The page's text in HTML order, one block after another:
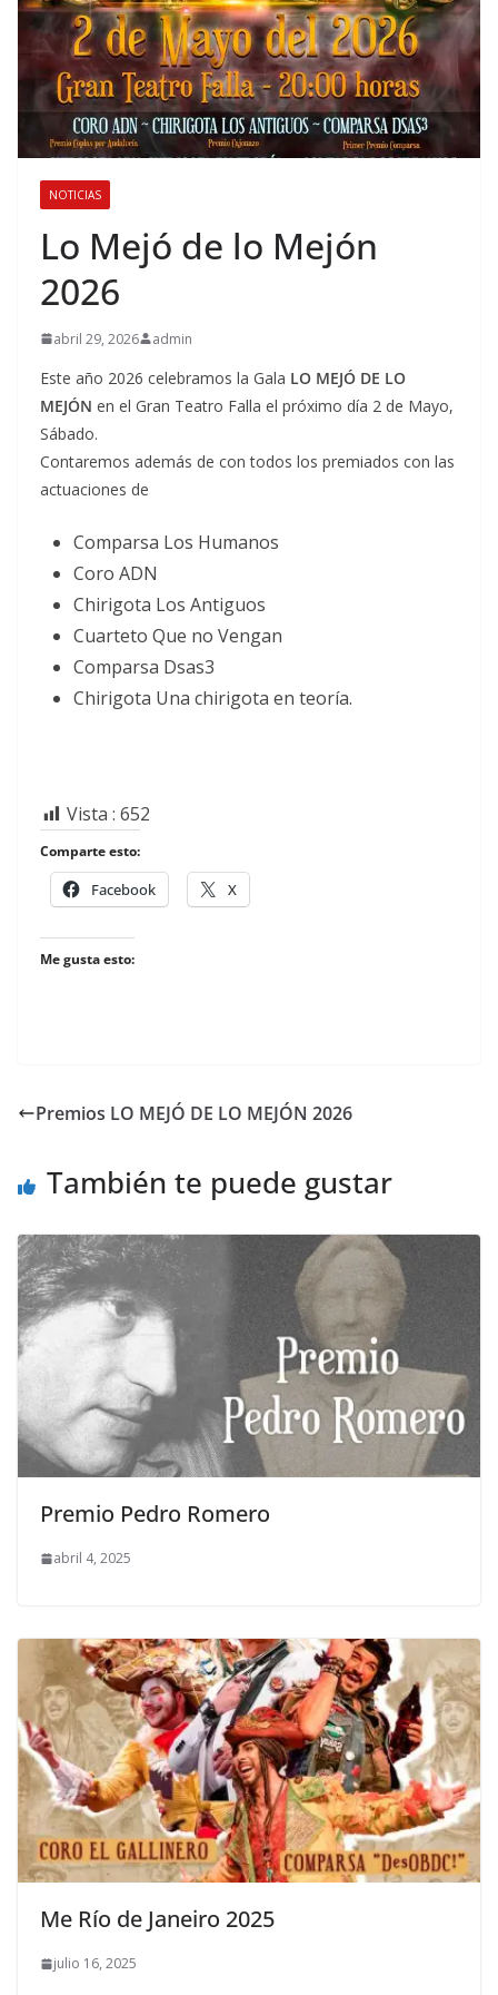
NOTICIAS
Lo Mejó de lo Mejón
2026
abril 29, 2026 admin
Este año 2026 celebramos la Gala LO MEJÓ DE LO
MEJÓN en el Gran Teatro Falla el próximo día 2 de Mayo,
Sábado.
Contaremos además de con todos los premiados con las
actuaciones de
Comparsa Los Humanos
Coro ADN
Chirigota Los Antiguos
Cuarteto Que no Vengan
Comparsa Dsas3
Chirigota Una chirigota en teoría.
Vista : 652
Comparte esto:
Facebook X
Me gusta esto:
Premios LO MEJÓ DE LO MEJÓN 2026
También te puede gustar
Premio Pedro Romero
abril 4, 2025
Me Río de Janeiro 2025
julio 16, 2025